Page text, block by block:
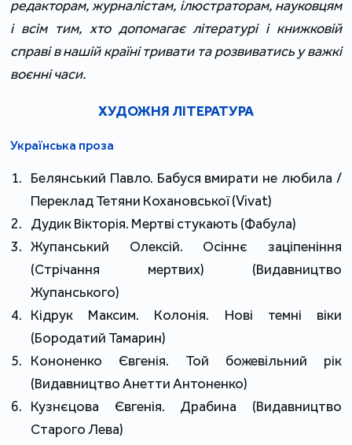
редакторам, журналістам, ілюстраторам, науковцям
і всім тим, хто допомагає літературі і книжковій
справі в нашій країні тривати та розвиватись у важкі
воєнні часи.
ХУДОЖНЯ ЛІТЕРАТУРА
Українська проза
Белянський Павло. Бабуся вмирати не любила /
Переклад Тетяни Кохановської (Vivat)
Дудик Вікторія. Мертві стукають (Фабула)
Жупанський Олексій. Осіннє заціпеніння
(Стрічання мертвих) (Видавництво
Жупанського)
Кідрук Максим. Колонія. Нові темні віки
(Бородатий Тамарин)
Кононенко Євгенія. Той божевільний рік
(Видавництво Анетти Антоненко)
Кузнєцова Євгенія. Драбина (Видавництво
Старого Лева)